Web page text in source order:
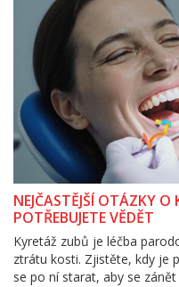
NEJČASTĚJŠÍ OTÁZKY
POTŘEBUJETE VĚDĚT
Kyretáž zubů je léčba
ztrátu kosti. Zjistěte, kdy je
se po ní starat, aby se zánět